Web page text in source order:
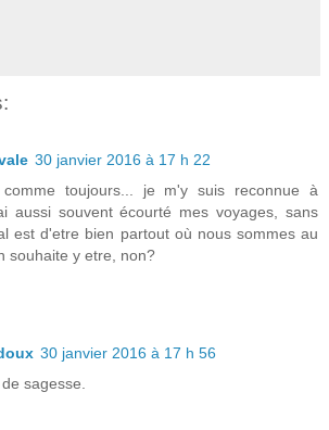
30 janvier 2016 à 17 h 22
toujours... je m'y suis reconnue à
aussi souvent écourté mes voyages, sans
est d'etre bien partout où nous sommes au
souhaite y etre, non?
30 janvier 2016 à 17 h 56
sagesse.